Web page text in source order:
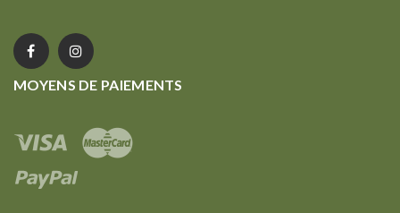
MOYENS DE PAIEMENTS